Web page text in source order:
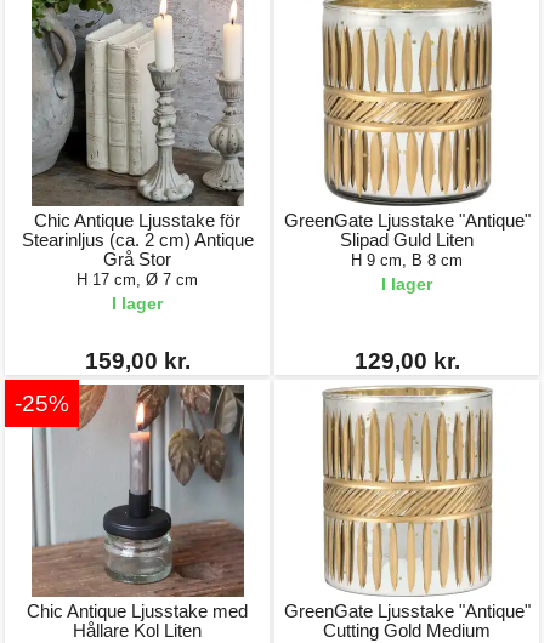
Chic Antique Ljusstake för
Stearinljus (ca. 2 cm) Antique
Grå Stor
H 17 cm, Ø 7 cm
I lager
159,00 kr.
GreenGate Ljusstake "Antique"
Slipad Guld Liten
H 9 cm, B 8 cm
I lager
129,00 kr.
-25%
Chic Antique Ljusstake med
Hållare Kol Liten
GreenGate Ljusstake "Antique"
Cutting Gold Medium